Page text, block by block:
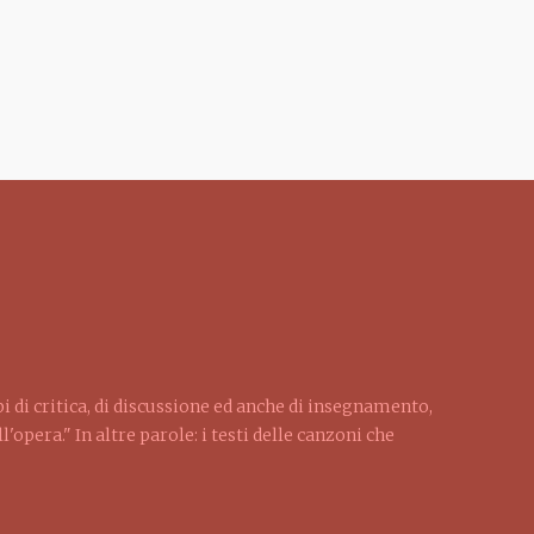
critica, di discussione ed anche di insegnamento,
In altre parole: i testi delle canzoni che